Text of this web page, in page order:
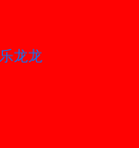
龙龙